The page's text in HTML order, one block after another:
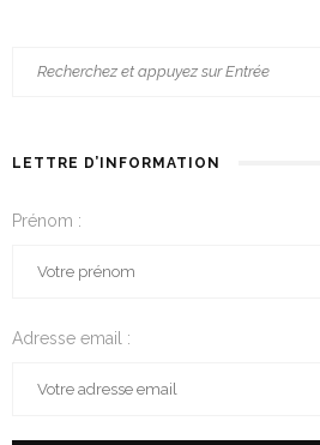
LETTRE D’INFORMATION
Prénom :
Adresse email :